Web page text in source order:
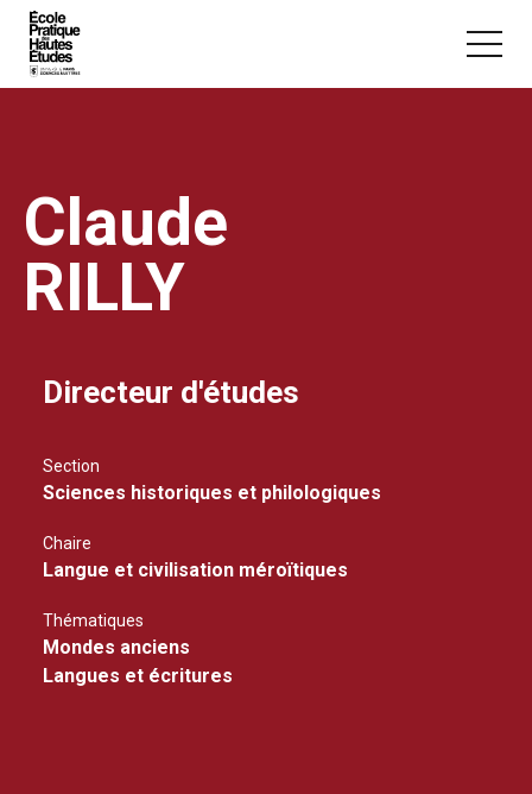
Vous recherchez peut-être :
Conférence
Claude
RILLY
Directeur d'études
Section
Sciences historiques et philologiques
Chaire
Langue et civilisation méroïtiques
Thématiques
Mondes anciens
Langues et écritures
Panneau de gestion des cookies